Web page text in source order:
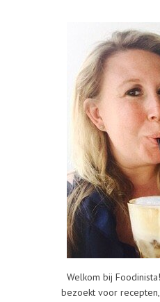
Welkom bij
bezoekt voor